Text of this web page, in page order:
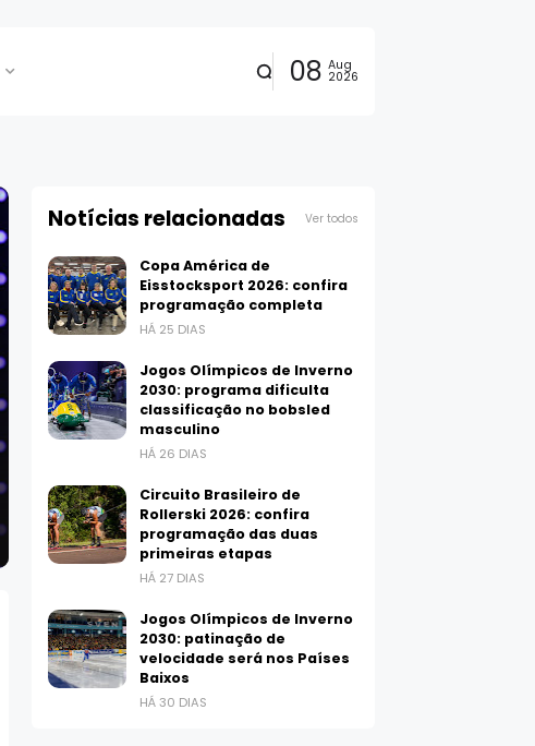
08 Aug
2026
Notícias relacionadas Ver todos
Copa América de
Eisstocksport 2026: confira
programação completa
HÁ 25 DIAS
Jogos Olímpicos de Inverno
2030: programa dificulta
classificação no bobsled
masculino
HÁ 26 DIAS
Circuito Brasileiro de
Rollerski 2026: confira
programação das duas
primeiras etapas
HÁ 27 DIAS
Jogos Olímpicos de Inverno
2030: patinação de
velocidade será nos Países
Baixos
HÁ 30 DIAS